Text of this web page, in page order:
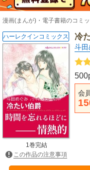
漫画(まんが)・電子書籍のコミ
冷
斗田
会
ハーレクインコミックス
1巻完結
この作品の注意事項